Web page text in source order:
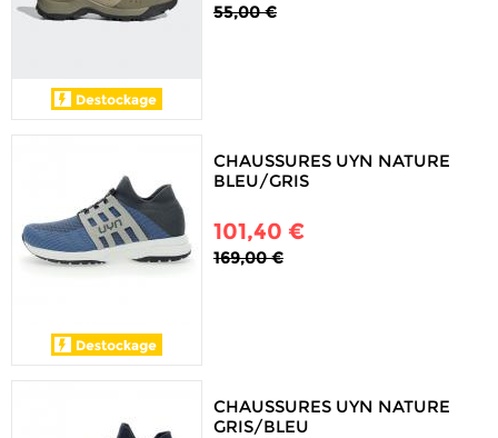
55,00 €
CHAUSSURES UYN NATURE
BLEU/GRIS
101,40 €
169,00 €
CHAUSSURES UYN NATURE
GRIS/BLEU